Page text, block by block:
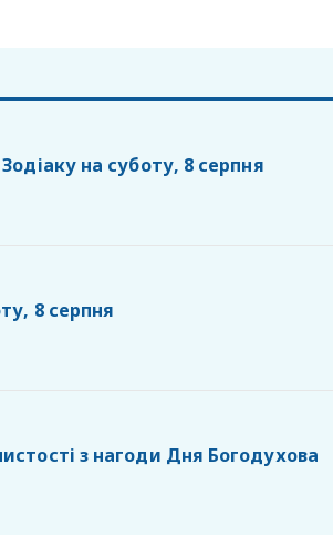
на суботу, 8 серпня
8 серпня
з нагоди Дня Богодухова